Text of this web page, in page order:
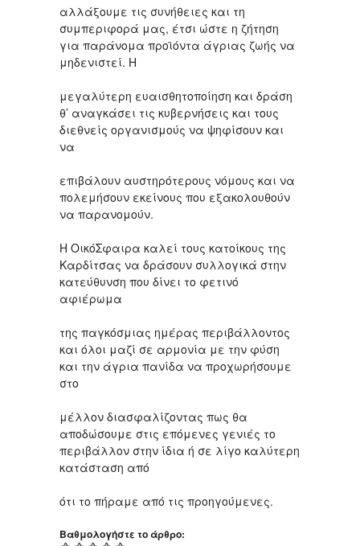
αλλάξουμε τις συνήθειες και τη
συμπεριφορά μας, έτσι ώστε η ζήτηση
για παράνομα προϊόντα άγριας ζωής να
μηδενιστεί. Η
μεγαλύτερη ευαισθητοποίηση και δράση
θ’ αναγκάσει τις κυβερνήσεις και τους
διεθνείς οργανισμούς να ψηφίσουν και
να
επιβάλουν αυστηρότερους νόμους και να
πολεμήσουν εκείνους που εξακολουθούν
να παρανομούν.
Η ΟικόΣφαιρα καλεί τους κατοίκους της
Καρδίτσας να δράσουν συλλογικά στην
κατεύθυνση που δίνει το φετινό
αφιέρωμα
της παγκόσμιας ημέρας περιβάλλοντος
και όλοι μαζί σε αρμονία με την φύση
και την άγρια πανίδα να προχωρήσουμε
στο
μέλλον διασφαλίζοντας πως θα
αποδώσουμε στις επόμενες γενιές το
περιβάλλον στην ίδια ή σε λίγο καλύτερη
κατάσταση από
ότι το πήραμε από τις προηγούμενες.
Βαθμολογήστε το άρθρο: